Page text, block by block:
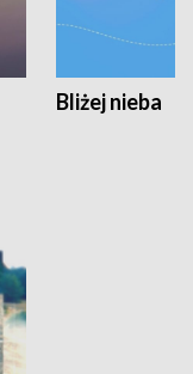
Bliżej nieba